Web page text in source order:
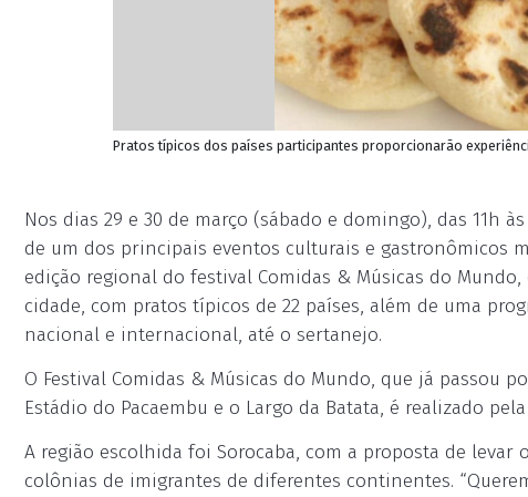
Pratos típicos dos países participantes proporcionarão
Nos dias 29 e 30 de março (sábado e domingo), das 11h
de um dos principais eventos culturais e gastronômicos
edição regional do festival Comidas & Músicas do
cidade, com pratos típicos de 22 países, além de uma
nacional e internacional, até o sertanejo.
O Festival Comidas & Músicas do Mundo, que já passou
Estádio do Pacaembu e o Largo da Batata, é realizado
A região escolhida foi Sorocaba, com a proposta de
colônias de imigrantes de diferentes continentes.